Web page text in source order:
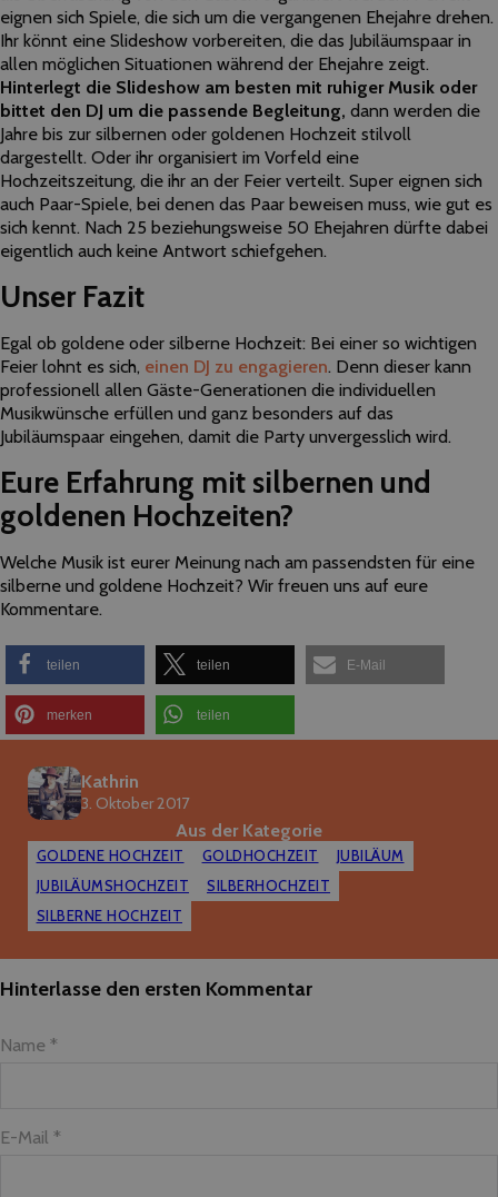
eignen sich Spiele, die sich um die vergangenen Ehejahre drehen.
Ihr könnt eine Slideshow vorbereiten, die das Jubiläumspaar in
allen möglichen Situationen während der Ehejahre zeigt.
Hinterlegt die Slideshow am besten mit ruhiger Musik oder
bittet den DJ um die passende Begleitung, dann werden die
Jahre bis zur silbernen oder goldenen Hochzeit stilvoll
dargestellt. Oder ihr organisiert im Vorfeld eine
Hochzeitszeitung, die ihr an der Feier verteilt. Super eignen sich
auch Paar-Spiele, bei denen das Paar beweisen muss, wie gut es
sich kennt. Nach 25 beziehungsweise 50 Ehejahren dürfte dabei
eigentlich auch keine Antwort schiefgehen.
Unser Fazit
Egal ob goldene oder silberne Hochzeit: Bei einer so wichtigen
Feier lohnt es sich, einen DJ zu engagieren. Denn dieser kann
professionell allen Gäste-Generationen die individuellen
Musikwünsche erfüllen und ganz besonders auf das
Jubiläumspaar eingehen, damit die Party unvergesslich wird.
Eure Erfahrung mit silbernen und
goldenen Hochzeiten?
Welche Musik ist eurer Meinung nach am passendsten für eine
silberne und goldene Hochzeit? Wir freuen uns auf eure
Kommentare.
teilen teilen E-Mail
merken teilen
Kathrin
3. Oktober 2017
Aus der Kategorie
GOLDENE HOCHZEIT GOLDHOCHZEIT
JUBILÄUM
JUBILÄUMSHOCHZEIT
SILBERHOCHZEIT
SILBERNE HOCHZEIT
Hinterlasse den ersten Kommentar
Name *
E-Mail *